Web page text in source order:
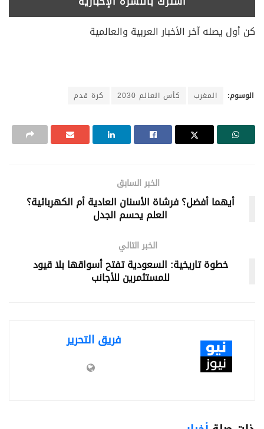
كن أول يصله آخر الأخبار العربية والعالمية
الوسوم: المغرب كأس العالم 2030 كرة قدم
الخبر السابق
أيهما أفضل؟ فرشاة الأسنان العادية أم الكهربائية؟
العلم يحسم الجدل
الخبر التالي
خطوة تاريخية: السعودية تفتح أسواقها بلا قيود
للمستثمرين للأجانب
فريق التحرير